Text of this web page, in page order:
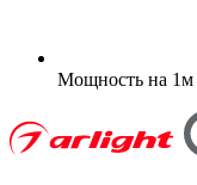
Мощность на 1м